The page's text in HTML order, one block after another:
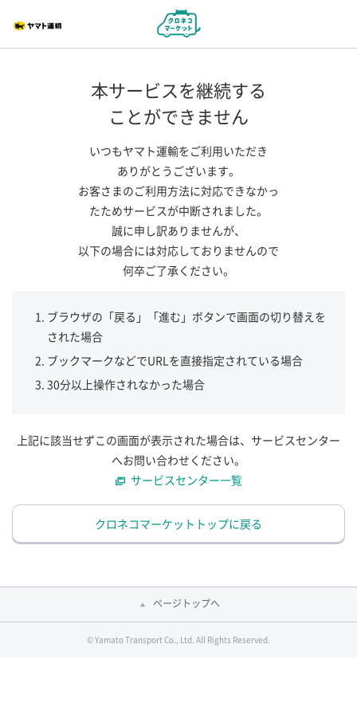
本サービスを継続する
ことができません
いつもヤマト運輸をご利用いただき
ありがとうございます。
お客さまのご利用方法に対応できなかっ
たためサービスが中断されました。
誠に申し訳ありませんが、
以下の場合には対応しておりませんので
何卒ご了承ください。
ブラウザの「戻る」「進む」ボタンで画面の切り替えを
された場合
ブックマークなどでURLを直接指定されている場合
30分以上操作されなかった場合
上記に該当せずこの画面が表示された場合は、サービスセンター
へお問い合わせください。
サービスセンター一覧
クロネコマーケットトップに戻る
ページトップへ
© Yamato Transport Co., Ltd. All Rights Reserved.